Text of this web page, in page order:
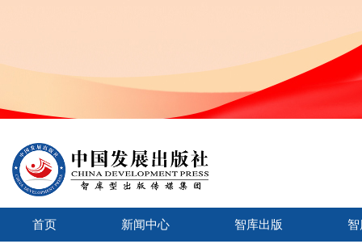
首页 新闻中心 智库出版